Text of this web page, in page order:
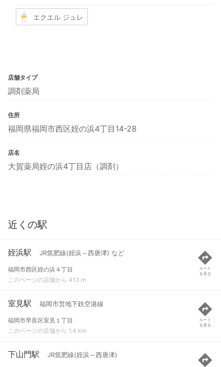
エクエル ジュレ
店舗タイプ
調剤薬局
住所
福岡県福岡市西区姪の浜4丁目14-28
店名
大賀薬局姪の浜4丁目店（調剤）
近くの駅
姪浜駅 JR筑肥線(姪浜～西唐津) など
福岡市西区姪の浜４丁目
このページの店舗から 413 m
ルート
を見る
室見駅 福岡市営地下鉄空港線
福岡市早良区室見１丁目
このページの店舗から 1.4 km
ルート
を見る
下山門駅 JR筑肥線(姪浜～西唐津)